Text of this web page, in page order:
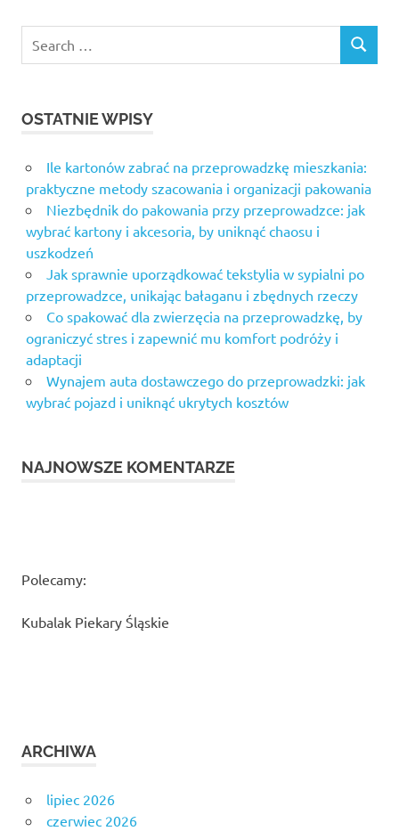
siemianowice
śląskie
przeprowadzki
przeprowadzki
żory
transport
hds
kalisz
transport
przeprowadzki
jastrzębie
zdrój
for:
SEARCH
OSTATNIE WPISY
Ile kartonów zabrać na przeprowadzkę mieszkania:
praktyczne metody szacowania i organizacji pakowania
Niezbędnik do pakowania przy przeprowadzce: jak
wybrać kartony i akcesoria, by uniknąć chaosu i
uszkodzeń
Jak sprawnie uporządkować tekstylia w sypialni po
przeprowadzce, unikając bałaganu i zbędnych rzeczy
Co spakować dla zwierzęcia na przeprowadzkę, by
ograniczyć stres i zapewnić mu komfort podróży i
adaptacji
Wynajem auta dostawczego do przeprowadzki: jak
wybrać pojazd i uniknąć ukrytych kosztów
NAJNOWSZE KOMENTARZE
Polecamy:
Kubalak Piekary Śląskie
ARCHIWA
lipiec 2026
czerwiec 2026